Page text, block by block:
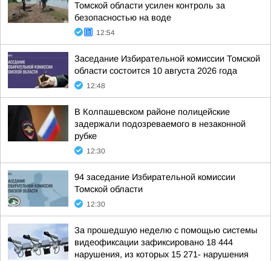
Томской области усилен контроль за
безопасностью на воде
12:54
Заседание Избирательной комиссии Томской
области состоится 10 августа 2026 года
12:48
В Колпашевском районе полицейские
задержали подозреваемого в незаконной
рубке
12:30
94 заседание Избирательной комиссии
Томской области
12:30
За прошедшую неделю с помощью системы
видеофиксации зафиксировано 18 444
нарушения, из которых 15 271- нарушения